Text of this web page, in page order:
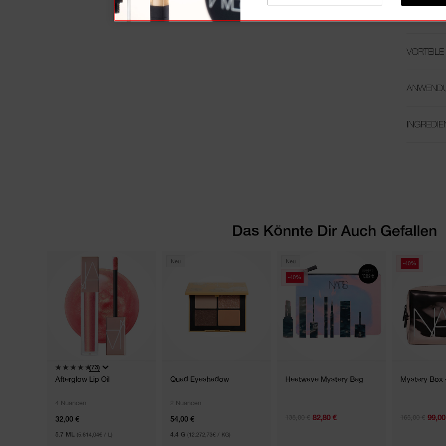
VORTEILE
Das Könnte Dir Auch Gefallen
(73)
Afterglow Lip Oil
4 Nuancen
32,00 €
5.7 ML (5.614,04€ / L)
Neu
Quad Eyeshadow
2 Nuancen
54,00 €
4.4 G (12.272,73€ / KG)
Neu
-40%
Heatwave Mystery Bag
138,00 € 82,80 €
-40%
Mystery Box
165,00 €